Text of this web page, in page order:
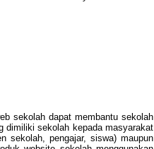
sekolah dapat membantu sekolah
dimiliki sekolah kepada masyarakat
sekolah, pengajar, siswa) maupun